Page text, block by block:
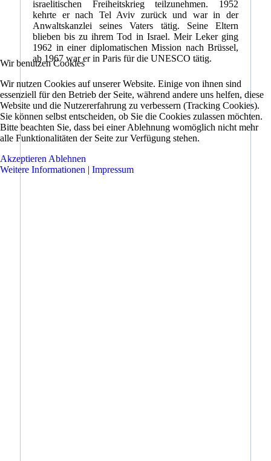
israelitischen Freiheitskrieg teilzunehmen. 1952
kehrte er nach Tel Aviv zurück und war in der
Anwaltskanzlei seines Vaters tätig. Seine Eltern
blieben bis zu ihrem Tod in Israel. Meir Leker ging
1962 in einer diplomatischen Mission nach Brüssel,
ab 1967 war er in Paris für die UNESCO tätig.
Wir benutzen Cookies
Wir nutzen Cookies auf unserer Website. Einige von ihnen sind
essenziell für den Betrieb der Seite, während andere uns helfen, diese
Website und die Nutzererfahrung zu verbessern (Tracking Cookies).
Sie können selbst entscheiden, ob Sie die Cookies zulassen möchten.
Bitte beachten Sie, dass bei einer Ablehnung womöglich nicht mehr
alle Funktionalitäten der Seite zur Verfügung stehen.
Akzeptieren Ablehnen
Weitere Informationen | Impressum